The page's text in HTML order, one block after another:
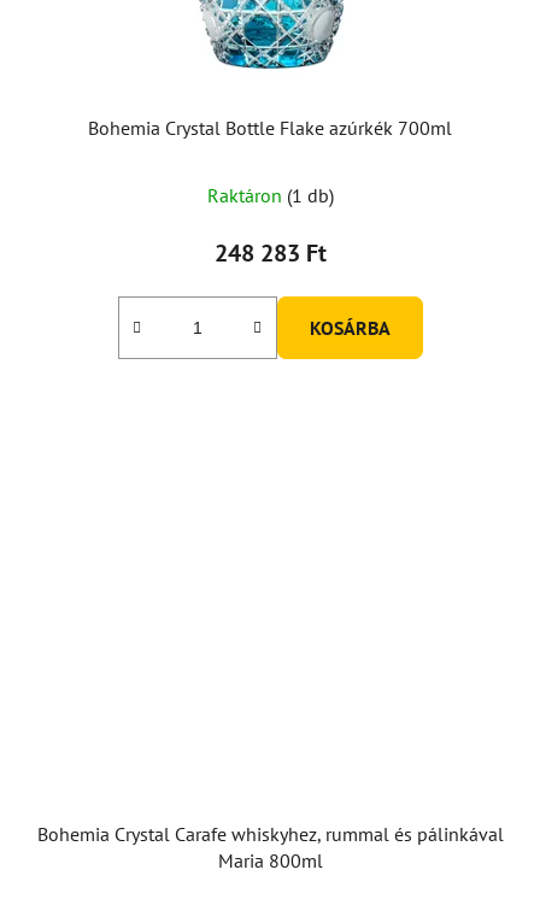
Bohemia Crystal Bottle Flake azúrkék 700ml
Raktáron (1 db)
248 283 Ft
KOSÁRBA
Bohemia Crystal Carafe whiskyhez, rummal és pálinkával
Maria 800ml